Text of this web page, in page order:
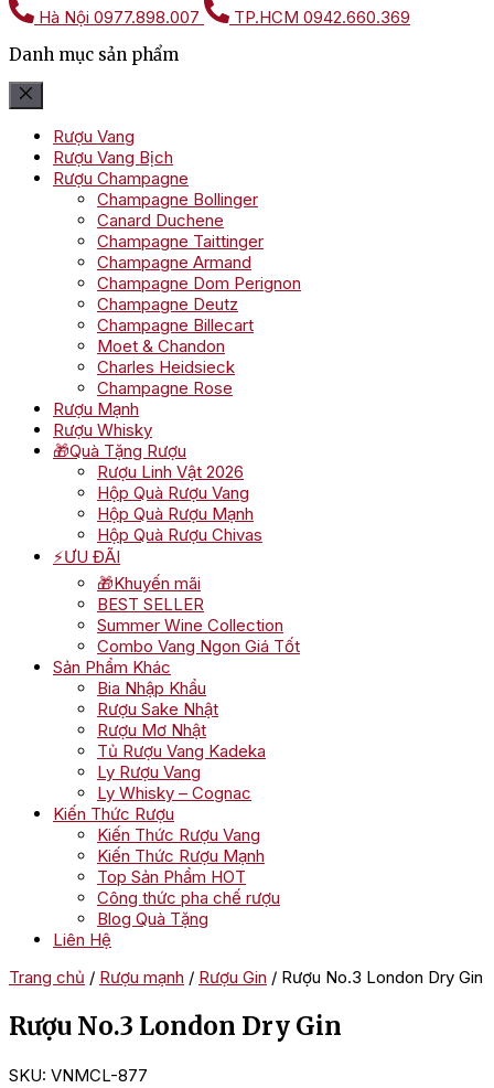
Hà Nội 0977.898.007 TP.HCM 0942.660.369
Danh mục sản phẩm
Rượu Vang
Rượu Vang Bịch
Rượu Champagne
Champagne Bollinger
Canard Duchene
Champagne Taittinger
Champagne Armand
Champagne Dom Perignon
Champagne Deutz
Champagne Billecart
Moet & Chandon
Charles Heidsieck
Champagne Rose
Rượu Mạnh
Rượu Whisky
🎁Quà Tặng Rượu
Rượu Linh Vật 2026
Hộp Quà Rượu Vang
Hộp Quà Rượu Mạnh
Hộp Quà Rượu Chivas
⚡ƯU ĐÃI
🎁Khuyến mãi
BEST SELLER
Summer Wine Collection
Combo Vang Ngon Giá Tốt
Sản Phẩm Khác
Bia Nhập Khẩu
Rượu Sake Nhật
Rượu Mơ Nhật
Tủ Rượu Vang Kadeka
Ly Rượu Vang
Ly Whisky – Cognac
Kiến Thức Rượu
Kiến Thức Rượu Vang
Kiến Thức Rượu Mạnh
Top Sản Phẩm HOT
Công thức pha chế rượu
Blog Quà Tặng
Liên Hệ
Trang chủ / Rượu mạnh / Rượu Gin / Rượu No.3 London Dry Gin
Rượu No.3 London Dry Gin
SKU: VNMCL-877